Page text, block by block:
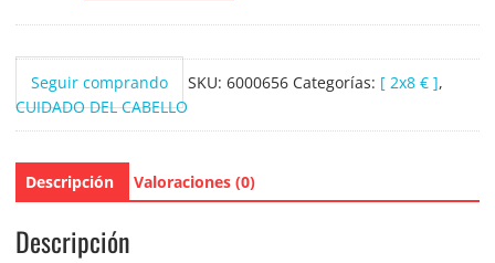
Rizos
Definidos
300ml.
cantidad
Seguir comprando SKU: 6000656 Categorías: [ 2x8 € ],
CUIDADO DEL CABELLO
Descripción Valoraciones (0)
Descripción